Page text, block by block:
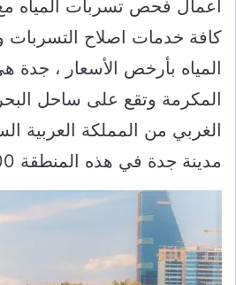
أعمال فحص تسربات المياه
كافة خدمات اصلاح
المياه بأرخص الأسعار ،
المكرمة وتقع على ساحل
الغربي من المملكة العربية
مدينة جدة في هذه المنطقة 1600 كيلومتر مربع.